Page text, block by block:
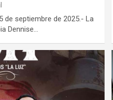
de septiembre de 2025.- La
Dennise…